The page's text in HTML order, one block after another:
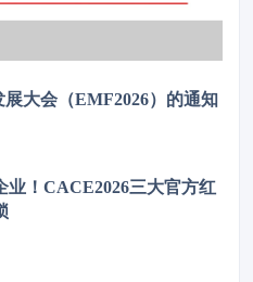
大会（EMF2026）的通知
业！CACE2026三大官方红